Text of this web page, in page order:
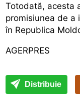
Totodată, acesta
promisiunea de a
în Republica
AGERPRES
Distribuie